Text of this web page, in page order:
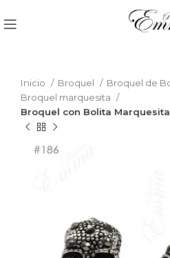
Inicio Broquel
Broquel de
Broquel marquesita
Broquel con Bolita